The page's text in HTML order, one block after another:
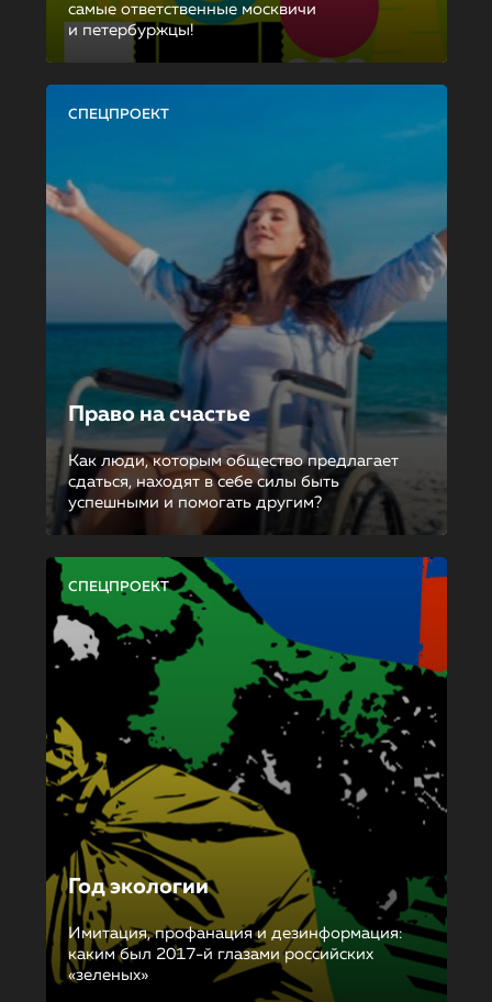
самые ответственные москвичи
и петербуржцы!
СПЕЦПРОЕКТ
Право на счастье
Как люди, которым общество предлагает
сдаться, находят в себе силы быть
успешными и помогать другим?
СПЕЦПРОЕКТ
Год экологии
Имитация, профанация и дезинформация:
каким был 2017-й глазами российских
«зеленых»